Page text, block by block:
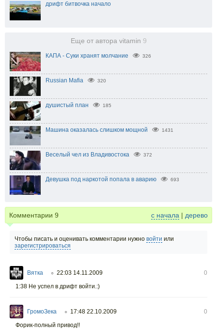
дрифт битвочка начало
Еще от автора vitamin 9
КАПА - Суки хранят молчание 326
Russian Mafia 320
душистый план 185
Машина оказалась слишком мощной 1431
Веселый чел из Владивостока 372
Девушка под наркотой попала в аварию 693
Комментарии 9 с начала | дерево
Чтобы писать и оценивать комментарии нужно войти или
зарегистрироваться
Вятка ○ 22:03 14.11.2009
0
1:38 Не успел в дрифт войти.:)
ГромоЗека ○ 17:48 22.10.2009
0
Форик-полный привод!!